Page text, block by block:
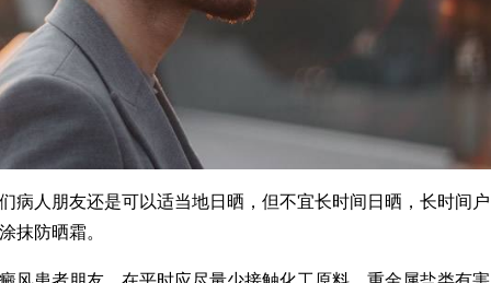
病人朋友还是可以适当地日晒，但不宜长时间日晒，长时间户
抹防晒霜。